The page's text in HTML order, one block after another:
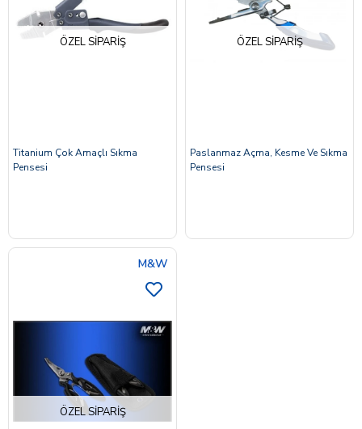
ÖZEL SIPARIŞ
Titanium Çok Amaçlı Sıkma
Pensesi
ÖZEL SIPARIŞ
Paslanmaz Açma, Kesme Ve Sıkma
Pensesi
ÖZEL SIPARIŞ
M&W